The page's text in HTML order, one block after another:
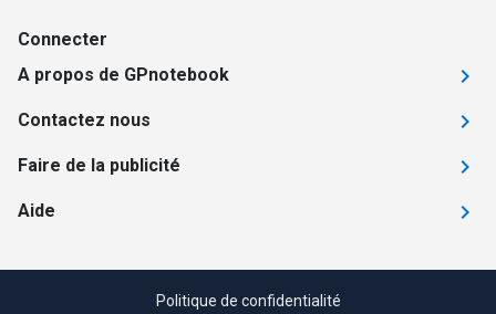
Connecter
A propos de GPnotebook
Contactez nous
Faire de la publicité
Aide
Politique de confidentialité